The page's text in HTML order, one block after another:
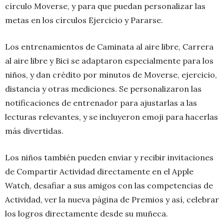
círculo Moverse, y para que puedan personalizar las
metas en los círculos Ejercicio y Pararse.
Los entrenamientos de Caminata al aire libre, Carrera
al aire libre y Bici se adaptaron especialmente para los
niños, y dan crédito por minutos de Moverse, ejercicio,
distancia y otras mediciones. Se personalizaron las
notificaciones de entrenador para ajustarlas a las
lecturas relevantes, y se incluyeron emoji para hacerlas
más divertidas.
Los niños también pueden enviar y recibir invitaciones
de Compartir Actividad directamente en el Apple
Watch, desafiar a sus amigos con las competencias de
Actividad, ver la nueva página de Premios y así, celebrar
los logros directamente desde su muñeca.